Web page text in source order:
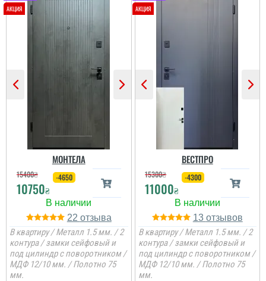
МОНТЕЛА
15400₴
10750₴
-4650
22
В квартиру / Металл 1.5 мм. / 2
контура / замки сейфовый и
под цилиндр с поворотником /
МДФ 12/10 мм. / Полотно 75
мм.
ВЕСТПРО
15300₴
11000₴
-4300
13
В квартиру / Металл 1.5 мм. / 2
контура / замки сейфовый и
под цилиндр с поворотником /
МДФ 12/10 мм. / Полотно 75
мм.